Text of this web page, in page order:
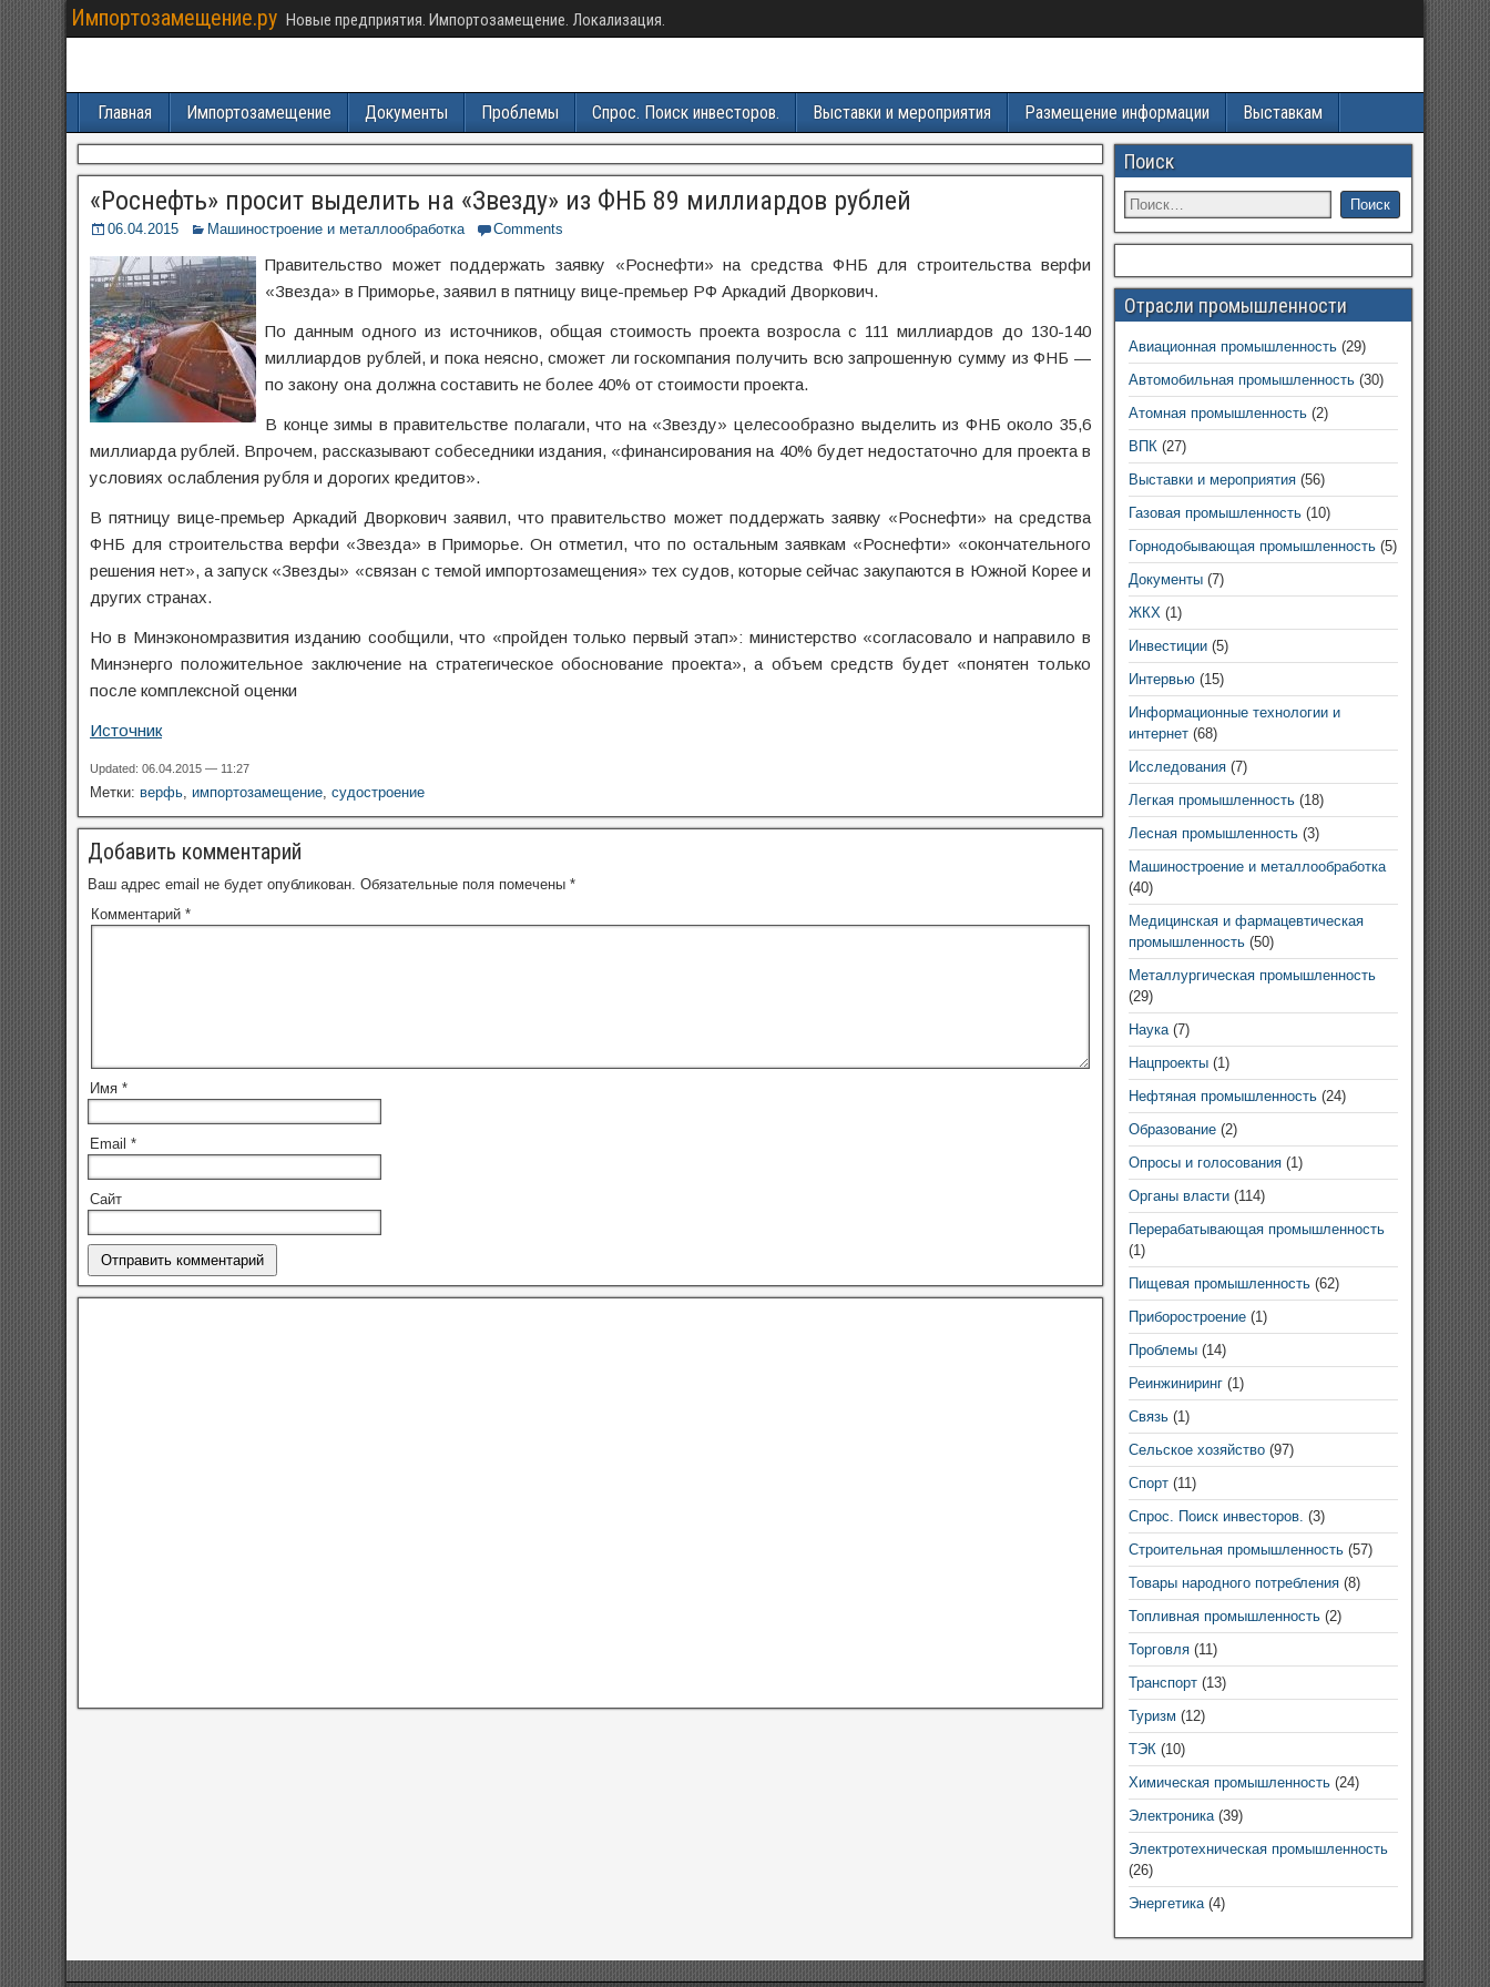
Импортозамещение.ру Новые предприятия. Импортозамещение. Локализация.
Главная Импортозамещение Документы Проблемы Спрос. Поиск инвесторов. Выставки и мероприятия Размещение информации Выставкам
«Роснефть» просит выделить на «Звезду» из ФНБ 89 миллиардов рублей
06.04.2015 Машиностроение и металлообработка Comments
Правительство может поддержать заявку «Роснефти» на средства ФНБ для строительства верфи
«Звезда» в Приморье, заявил в пятницу вице-премьер РФ Аркадий Дворкович.
По данным одного из источников, общая стоимость проекта возросла с 111 миллиардов до 130-140
миллиардов рублей, и пока неясно, сможет ли госкомпания получить всю запрошенную сумму из ФНБ —
по закону она должна составить не более 40% от стоимости проекта.
В конце зимы в правительстве полагали, что на «Звезду» целесообразно выделить из ФНБ около 35,6
миллиарда рублей. Впрочем, рассказывают собеседники издания, «финансирования на 40% будет недостаточно для проекта в
условиях ослабления рубля и дорогих кредитов».
В пятницу вице-премьер Аркадий Дворкович заявил, что правительство может поддержать заявку «Роснефти» на средства
ФНБ для строительства верфи «Звезда» в Приморье. Он отметил, что по остальным заявкам «Роснефти» «окончательного
решения нет», а запуск «Звезды» «связан с темой импортозамещения» тех судов, которые сейчас закупаются в Южной Корее и
других странах.
Но в Минэкономразвития изданию сообщили, что «пройден только первый этап»: министерство «согласовало и направило в
Минэнерго положительное заключение на стратегическое обоснование проекта», а объем средств будет «понятен только
после комплексной оценки
Источник
Updated: 06.04.2015 — 11:27
Метки: верфь, импортозамещение, судостроение
Добавить комментарий
Ваш адрес email не будет опубликован. Обязательные поля помечены *
Комментарий *
Имя *
Email *
Сайт
Поиск
Отрасли промышленности
Авиационная промышленность(29)
Автомобильная промышленность(30)
Атомная промышленность(2)
ВПК(27)
Выставки и мероприятия(56)
Газовая промышленность(10)
Горнодобывающая промышленность(5)
Документы(7)
ЖКХ(1)
Инвестиции(5)
Интервью(15)
Информационные технологии и
интернет(68)
Исследования(7)
Легкая промышленность(18)
Лесная промышленность(3)
Машиностроение и металлообработка
(40)
Медицинская и фармацевтическая
промышленность(50)
Металлургическая промышленность
(29)
Наука(7)
Нацпроекты(1)
Нефтяная промышленность(24)
Образование(2)
Опросы и голосования(1)
Органы власти(114)
Перерабатывающая промышленность
(1)
Пищевая промышленность(62)
Приборостроение(1)
Проблемы(14)
Реинжиниринг(1)
Связь(1)
Сельское хозяйство(97)
Спорт(11)
Спрос. Поиск инвесторов. (3)
Строительная промышленность(57)
Товары народного потребления(8)
Топливная промышленность(2)
Торговля(11)
Транспорт(13)
Туризм (12)
ТЭК(10)
Химическая промышленность(24)
Электроника(39)
Электротехническая промышленность
(26)
Энергетика(4)